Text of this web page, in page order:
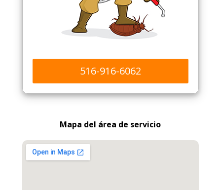
516-916-6062
Mapa del área de servicio